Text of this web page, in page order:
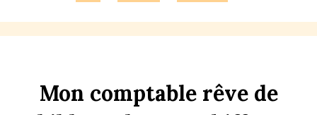
Mon comptable rêve de